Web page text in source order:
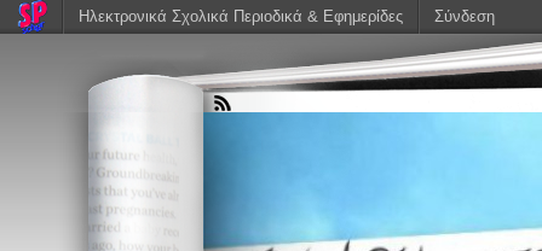
Ηλεκτρονικά Σχολικά Περιοδικά & Εφημερίδες Σύνδεση